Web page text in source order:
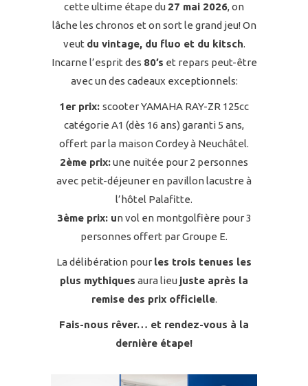
cette ultime étape du 27 mai 2026, on
lâche les chronos et on sort le grand jeu! On
veut du vintage, du fluo et du kitsch.
Incarne l’esprit des 80’s et repars peut-être
avec un des cadeaux exceptionnels:
1er prix: scooter YAMAHA RAY-ZR 125cc
catégorie A1 (dès 16 ans) garanti 5 ans,
offert par la maison Cordey à Neuchâtel.
2ème prix:une nuitée pour 2 personnes
avec petit-déjeuner en pavillon lacustre à
l’hôtel Palafitte.
3ème prix: un vol en montgolfière pour 3
personnes offert par Groupe E.
La délibération pour les trois tenues les
plus mythiques aura lieu juste après la
remise des prix officielle.
Fais-nous rêver… et rendez-vous à la
dernière étape!